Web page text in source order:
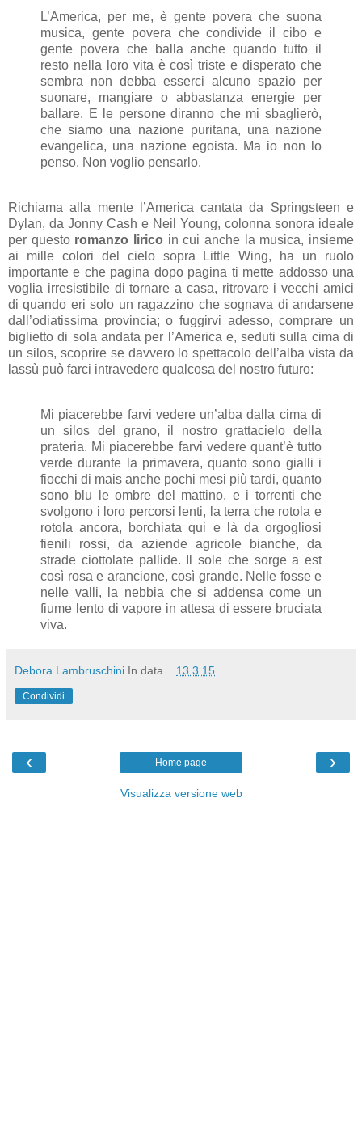
L’America, per me, è gente povera che suona
musica, gente povera che condivide il cibo e
gente povera che balla anche quando tutto il
resto nella loro vita è così triste e disperato che
sembra non debba esserci alcuno spazio per
suonare, mangiare o abbastanza energie per
ballare. E le persone diranno che mi sbaglierò,
che siamo una nazione puritana, una nazione
evangelica, una nazione egoista. Ma io non lo
penso. Non voglio pensarlo.
Richiama alla mente l’America cantata da Springsteen e
Dylan, da Jonny Cash e Neil Young, colonna sonora ideale
per questo romanzo lirico in cui anche la musica, insieme
ai mille colori del cielo sopra Little Wing, ha un ruolo
importante e che pagina dopo pagina ti mette addosso una
voglia irresistibile di tornare a casa, ritrovare i vecchi amici
di quando eri solo un ragazzino che sognava di andarsene
dall’odiatissima provincia; o fuggirvi adesso, comprare un
biglietto di sola andata per l’America e, seduti sulla cima di
un silos, scoprire se davvero lo spettacolo dell’alba vista da
lassù può farci intravedere qualcosa del nostro futuro:
Mi piacerebbe farvi vedere un’alba dalla cima di
un silos del grano, il nostro grattacielo della
prateria. Mi piacerebbe farvi vedere quant’è tutto
verde durante la primavera, quanto sono gialli i
fiocchi di mais anche pochi mesi più tardi, quanto
sono blu le ombre del mattino, e i torrenti che
svolgono i loro percorsi lenti, la terra che rotola e
rotola ancora, borchiata qui e là da orgogliosi
fienili rossi, da aziende agricole bianche, da
strade ciottolate pallide. Il sole che sorge a est
così rosa e arancione, così grande. Nelle fosse e
nelle valli, la nebbia che si addensa come un
fiume lento di vapore in attesa di essere bruciata
viva.
Debora Lambruschini In data... 13.3.15
Condividi
‹ ›
Home page
Visualizza versione web